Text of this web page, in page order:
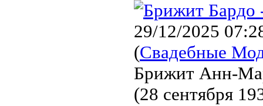
29/12/2025
(Свадебные
Брижит Анн-
(28 сентября